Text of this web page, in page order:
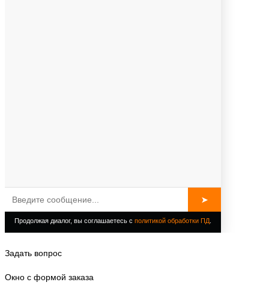
Задать вопрос
Окно с формой заказа